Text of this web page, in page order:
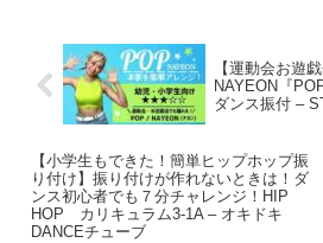
【運動会お遊戯
NAYEON『
ダンス振付 –
【小学生もできた！簡単ヒップホップ振
り付け】振り付けが作れないときは！ダ
ンス初心者でも７分チャレンジ！HIP
HOP カリキュラム3-1A – オキドキ
DANCEチューブ